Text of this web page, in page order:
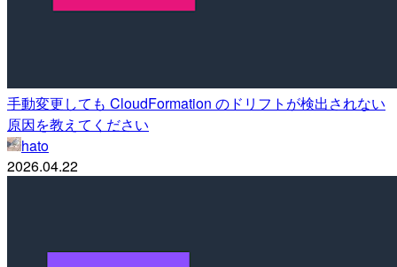
手動変更しても CloudFormation のドリフトが検出されない
原因を教えてください
hato
2026.04.22